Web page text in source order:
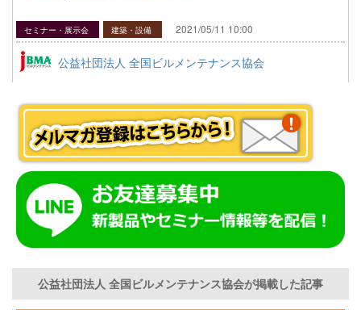
セミナー・展示会 建築・設備 2021/05/11 10:00
公益社団法人 全国ビルメンテナンス協会
公益社団法人 全国ビルメンテナンス協会が掲載した記事